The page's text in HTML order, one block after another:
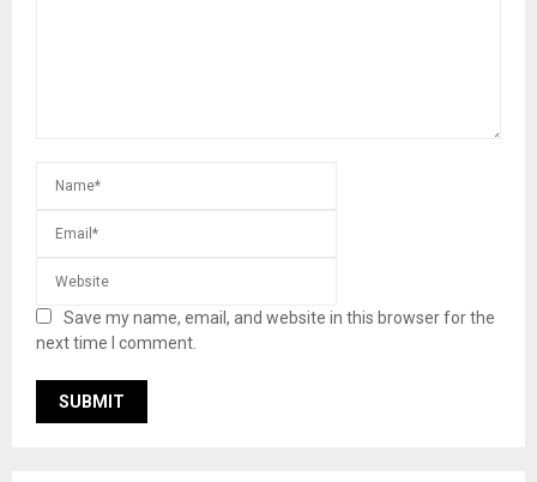
Save my name, email, and website in this browser for the
next time I comment.